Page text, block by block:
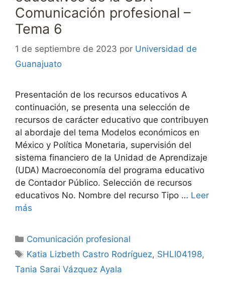
Comunicación profesional –
Tema 6
1 de septiembre de 2023 por Universidad de
Guanajuato
Presentación de los recursos educativos A
continuación, se presenta una selección de
recursos de carácter educativo que contribuyen
al abordaje del tema Modelos económicos en
México y Política Monetaria, supervisión del
sistema financiero de la Unidad de Aprendizaje
(UDA) Macroeconomía del programa educativo
de Contador Público. Selección de recursos
educativos No. Nombre del recurso Tipo … Leer
más
Categorías
Comunicación profesional
Etiquetas
Katia Lizbeth Castro Rodríguez, SHLI04198,
Tania Sarai Vázquez Ayala